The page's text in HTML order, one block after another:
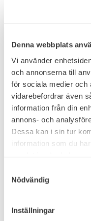
Denna webbplats
Vi använder
och annonserna till
för sociala medier och
vidarebefordrar även
information från din
annons- och
Dessa kan i sin tur
information som du
Nödvändig
Inställningar
Lägg till i favoriter
Brandit CWU Huva
Jacka
895KR